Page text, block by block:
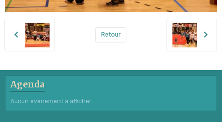
Retour
Agenda
Aucun évènement à afficher.